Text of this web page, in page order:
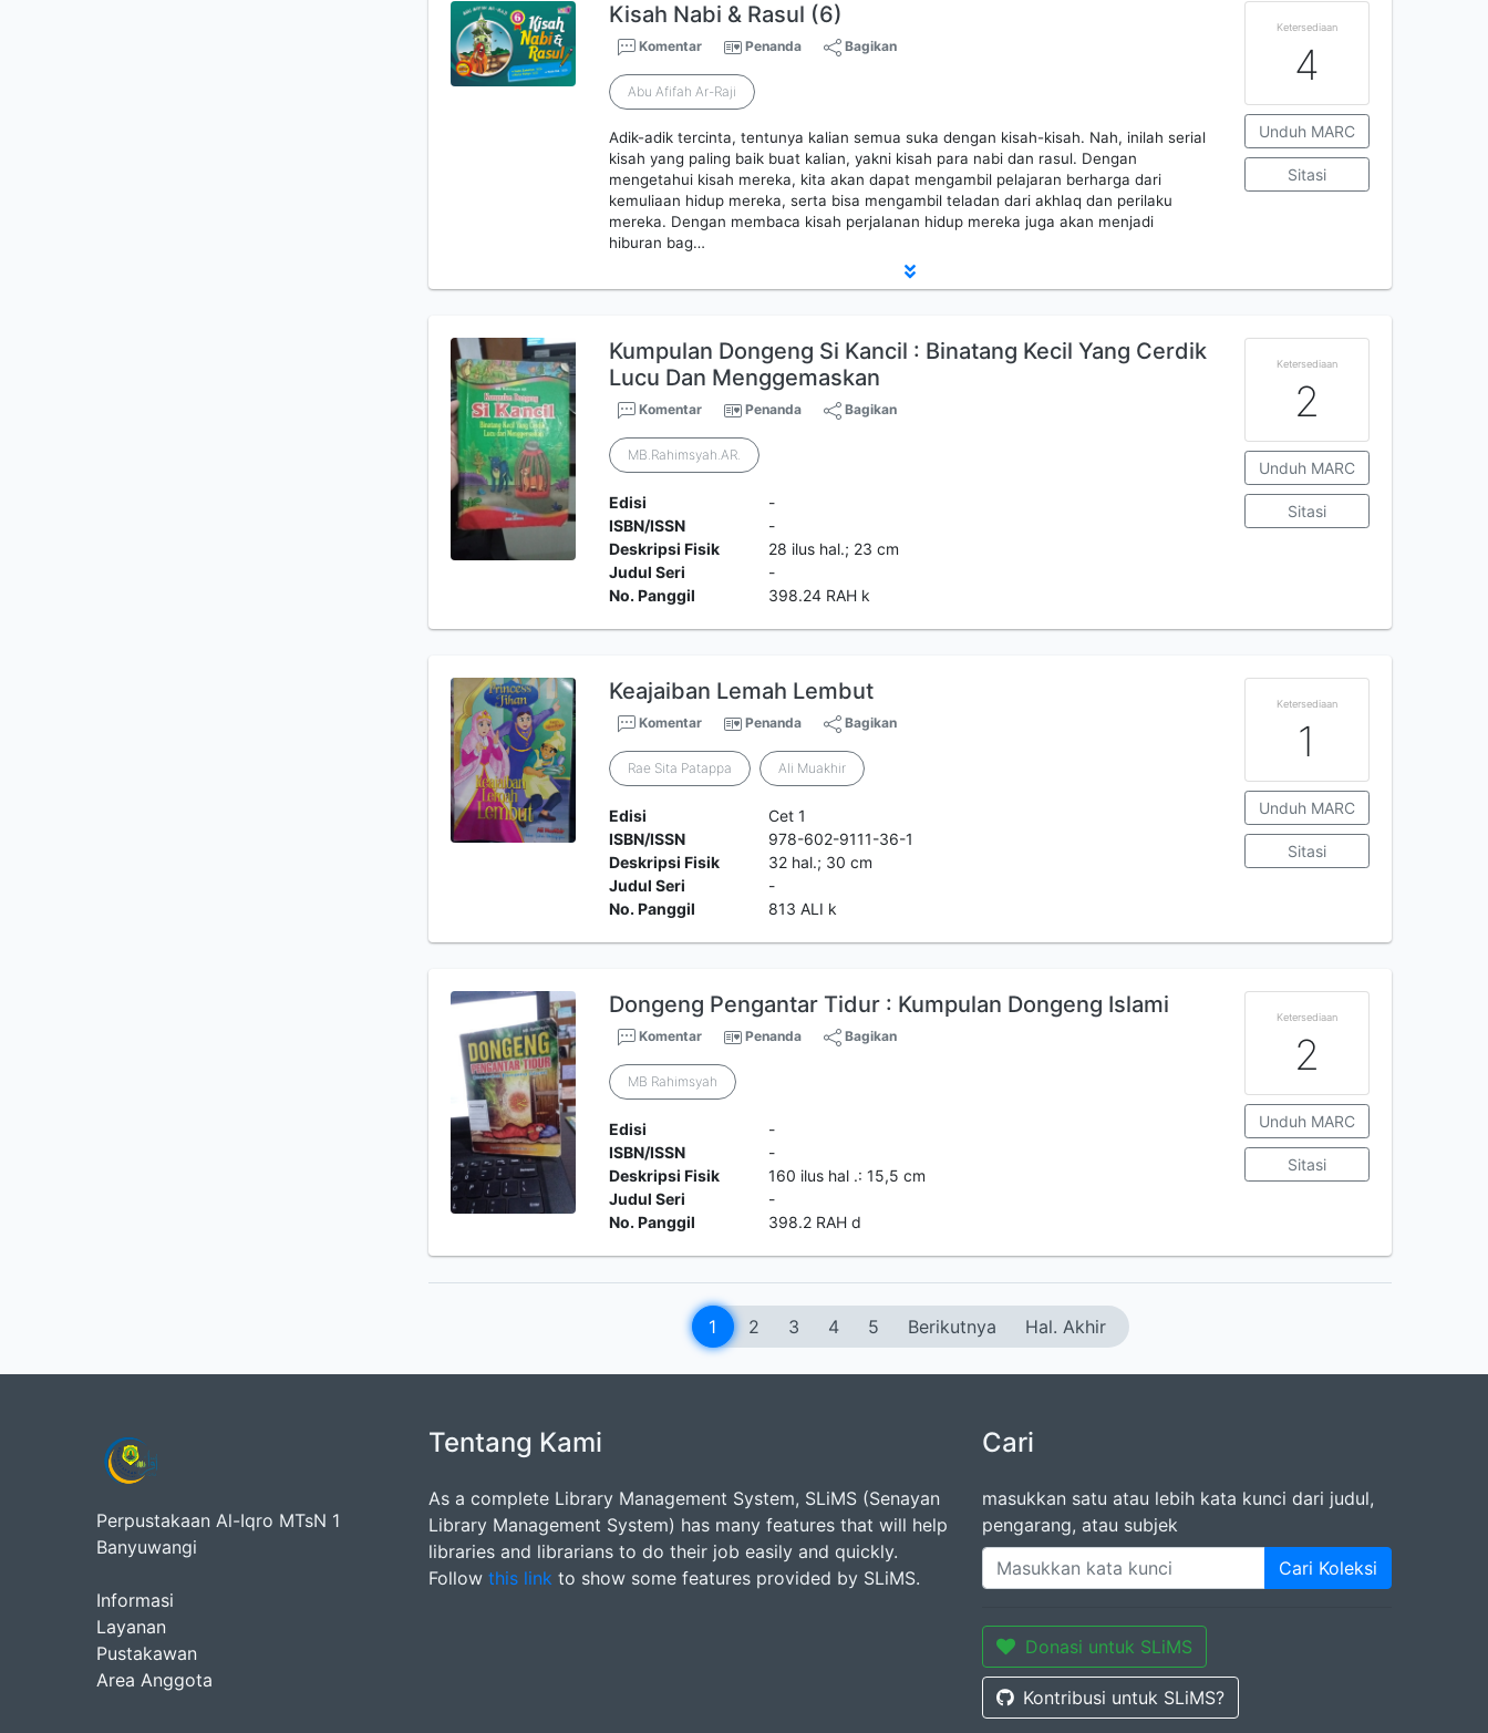
Kisah Nabi & Rasul (6)
Komentar Penanda Bagikan
Abu Afifah Ar-Raji
Adik-adik tercinta, tentunya kalian semua suka dengan kisah-kisah. Nah, inilah serial
kisah yang paling baik buat kalian, yakni kisah para nabi dan rasul. Dengan
mengetahui kisah mereka, kita akan dapat mengambil pelajaran berharga dari
kemuliaan hidup mereka, serta bisa mengambil teladan dari akhlaq dan perilaku
mereka. Dengan membaca kisah perjalanan hidup mereka juga akan menjadi
hiburan bag…
Ketersediaan
4
Unduh MARC
Sitasi
Kumpulan Dongeng Si Kancil : Binatang Kecil Yang Cerdik
Lucu Dan Menggemaskan
Komentar Penanda Bagikan
MB.Rahimsyah.AR.
Edisi
-
ISBN/ISSN
-
Deskripsi Fisik
28 ilus hal.; 23 cm
Judul Seri
-
No. Panggil
398.24 RAH k
Ketersediaan
2
Unduh MARC
Sitasi
Keajaiban Lemah Lembut
Komentar Penanda Bagikan
Rae Sita Patappa Ali Muakhir
Edisi
Cet 1
ISBN/ISSN
978-602-9111-36-1
Deskripsi Fisik
32 hal.; 30 cm
Judul Seri
-
No. Panggil
813 ALI k
Ketersediaan
1
Unduh MARC
Sitasi
Dongeng Pengantar Tidur : Kumpulan Dongeng Islami
Komentar Penanda Bagikan
MB Rahimsyah
Edisi
-
ISBN/ISSN
-
Deskripsi Fisik
160 ilus hal .: 15,5 cm
Judul Seri
-
No. Panggil
398.2 RAH d
Ketersediaan
2
Unduh MARC
Sitasi
1 2 3 4 5 Berikutnya Hal. Akhir
Perpustakaan Al-Iqro MTsN 1
Banyuwangi
Informasi
Layanan
Pustakawan
Area Anggota
Tentang Kami
As a complete Library Management System, SLiMS (Senayan
Library Management System) has many features that will help
libraries and librarians to do their job easily and quickly.
Follow this link to show some features provided by SLiMS.
Cari
masukkan satu atau lebih kata kunci dari judul,
pengarang, atau subjek
Cari Koleksi
Donasi untuk SLiMS
Kontribusi untuk SLiMS?